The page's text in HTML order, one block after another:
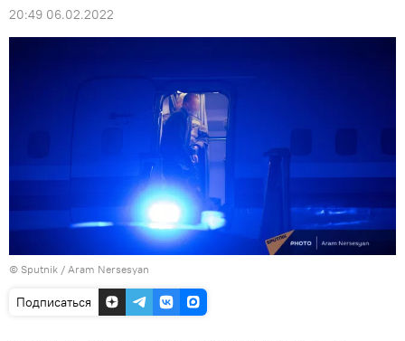
20:49 06.02.2022
© Sputnik / Aram Nersesyan
Подписаться